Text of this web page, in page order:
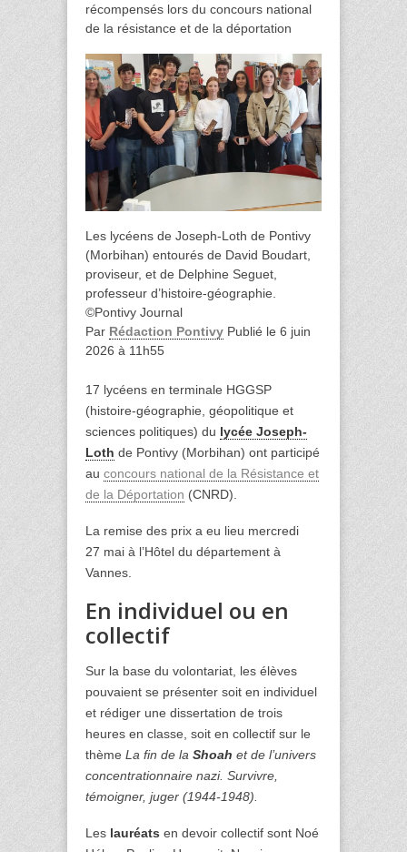
récompensés lors du concours national
de la résistance et de la déportation
Les lycéens de Joseph-Loth de Pontivy
(Morbihan) entourés de David Boudart,
proviseur, et de Delphine Seguet,
professeur d’histoire-géographie.
©Pontivy Journal
Par Rédaction Pontivy Publié le 6 juin
2026 à 11h55
17 lycéens en terminale HGGSP
(histoire-géographie, géopolitique et
sciences politiques) du lycée Joseph-
Loth de Pontivy (Morbihan) ont participé
au concours national de la Résistance et
de la Déportation (CNRD).
La remise des prix a eu lieu mercredi
27 mai à l’Hôtel du département à
Vannes.
En individuel ou en
collectif
Sur la base du volontariat, les élèves
pouvaient se présenter soit en individuel
et rédiger une dissertation de trois
heures en classe, soit en collectif sur le
thème La fin de la Shoah et de l’univers
concentrationnaire nazi. Survivre,
témoigner, juger (1944-1948).
Les lauréats en devoir collectif sont Noé